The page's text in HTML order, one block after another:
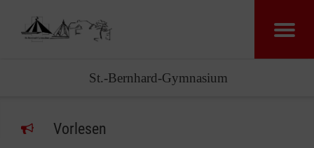
St.-Bernhard-Gymnasium
Vorlesen